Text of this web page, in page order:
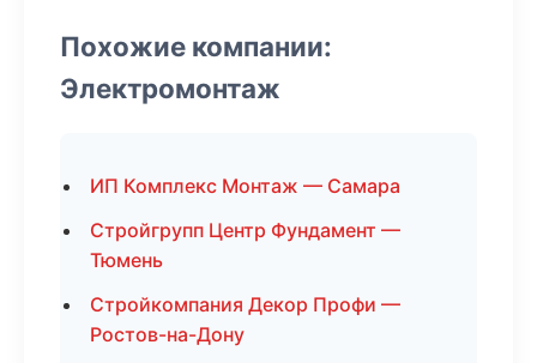
Похожие компании:
Электромонтаж
ИП Комплекс Монтаж — Самара
Стройгрупп Центр Фундамент —
Тюмень
Стройкомпания Декор Профи —
Ростов-на-Дону